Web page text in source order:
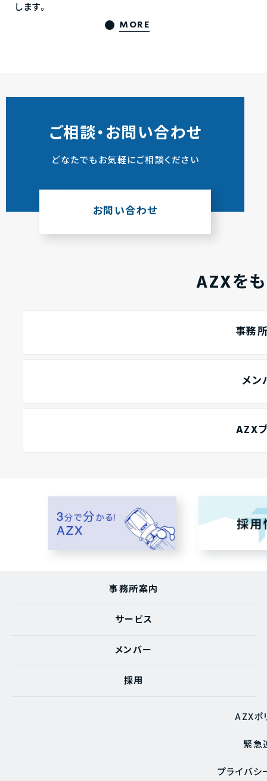
します。
MORE
ご相談・お問い合わせ
どなたでもお気軽にご相談ください
お問い合わせ
AZXを
事務
メン
AZX
事務所案内
サービス
メンバー
採用
AZXポ
緊急
プライバシ